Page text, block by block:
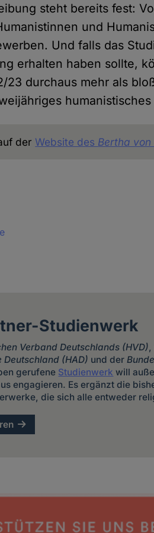
steht bereits fest:
und
Und falls das
erhalten haben sollte,
23 durchaus mehr als
der Website des Bertha
Studienwerk
Verband Deutschlands (HVD)
(HAD) und der
gerufene Studienwerk will
engagieren. Es ergänzt die
die sich alle entweder